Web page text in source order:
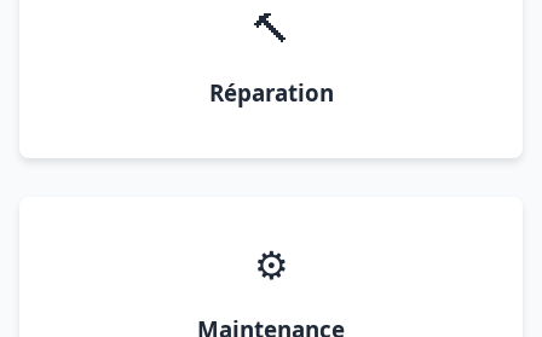
🔨
Réparation
⚙️
Maintenance